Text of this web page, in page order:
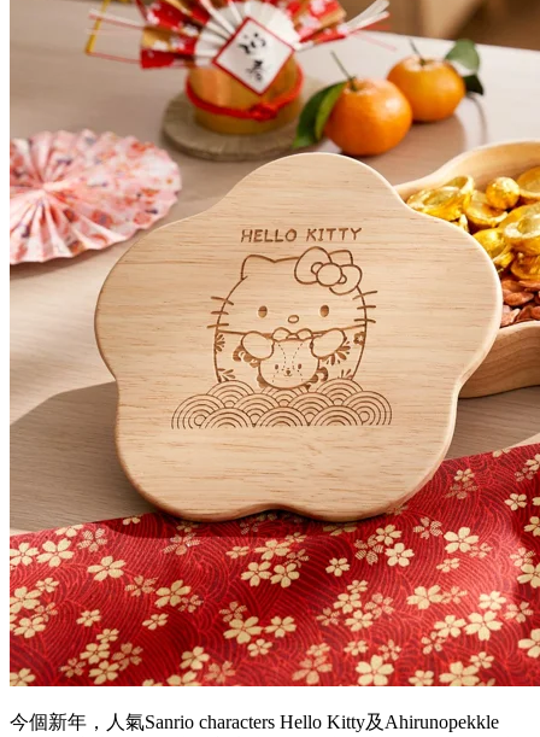
今個新年，人氣Sanrio characters Hello Kitty及Ahirunopekkle